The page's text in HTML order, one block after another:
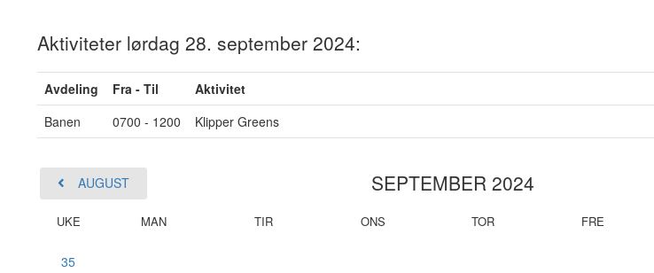
Aktiviteter lørdag 28. september 2024:
Avdeling Fra - Til
Aktivitet
Banen
0700 - 1200 Klipper Greens
AUGUST SEPTEMBER 2024
UKE MAN TIR ONS TOR FRE
35